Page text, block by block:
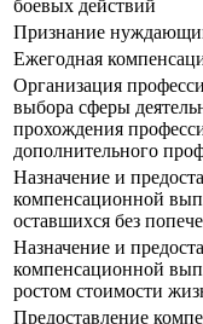
боевых действий
Признание
Ежегодная
Организация
выбора сферы
прохождения
дополнительного
Назначение и
компенсационной
оставшихся без
Назначение и
компенсационной
ростом стоимости
Предоставление